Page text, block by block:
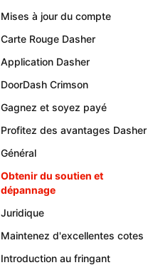
Mises à jour du compte
Carte Rouge Dasher
Application Dasher
DoorDash Crimson
Gagnez et soyez payé
Profitez des avantages Dasher
Général
Obtenir du soutien et
dépannage
Juridique
Maintenez d'excellentes cotes
Introduction au fringant